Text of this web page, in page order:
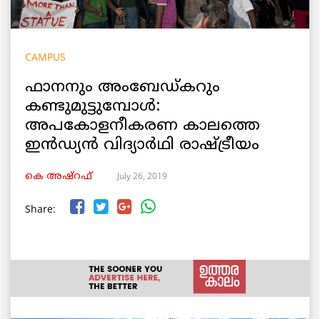
CAMPUS
ഫാനനും അംബേഡ്കറും
കണ്ടുമുട്ടുമ്പോള്‍:
അപകോളനീകരണ കാലത്തെ
ഇൻഡ്യന്‍ വിദ്യാര്‍ഥി രാഷ്ട്രീയം
കെ അഷ്‌റഫ് July 26, 2019
Share: